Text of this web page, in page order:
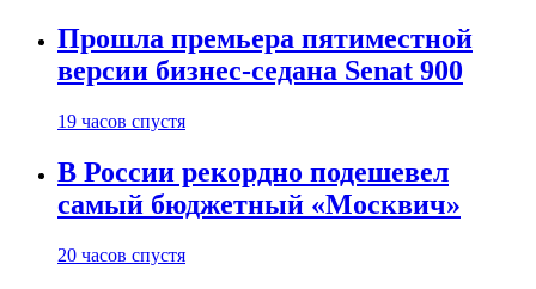
Прошла премьера пятиместной
версии бизнес-седана Senat 900
19 часов спустя
В России рекордно подешевел
самый бюджетный «Москвич»
20 часов спустя